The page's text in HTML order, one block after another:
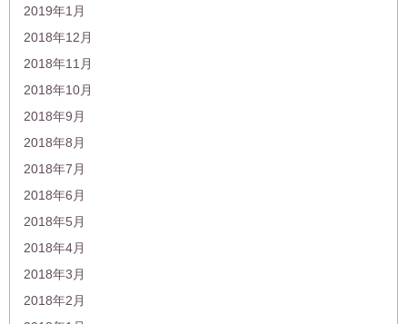
2019年1月
2018年12月
2018年11月
2018年10月
2018年9月
2018年8月
2018年7月
2018年6月
2018年5月
2018年4月
2018年3月
2018年2月